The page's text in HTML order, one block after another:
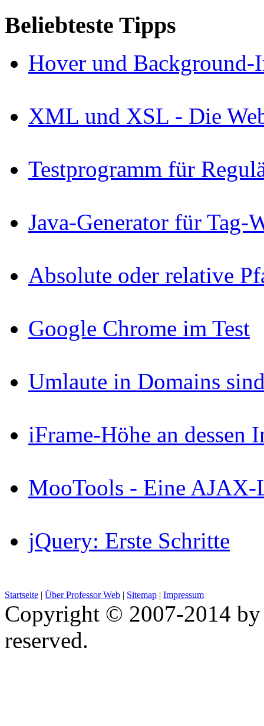
Beliebteste Tipps
Hover und Background-
XML und XSL - Die
Testprogramm für
Java-Generator für Tag-
Absolute oder relative
Google Chrome im Test
Umlaute in Domains
iFrame-Höhe an dessen
MooTools - Eine
jQuery: Erste Schritte
Startseite | Über Professor Web | Sitemap | Impressum
Copyright © 2007-2014
reserved.